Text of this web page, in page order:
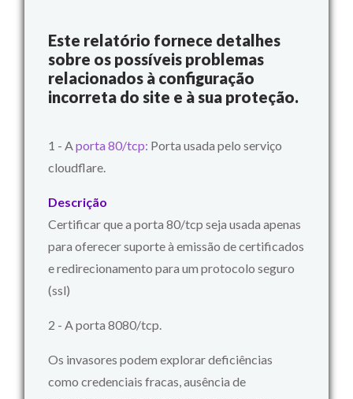
Este relatório fornece detalhes
sobre os possíveis problemas
relacionados à configuração
incorreta do site e à sua proteção.
1 - Aporta 80/tcp: Porta usada pelo serviço
cloudflare.
Descrição
Certificar que a porta 80/tcp seja usada apenas
para oferecer suporte à emissão de certificados
e redirecionamento para um protocolo seguro
(ssl)
2 - A porta 8080/tcp.
Os invasores podem explorar deficiências
como credenciais fracas, ausência de